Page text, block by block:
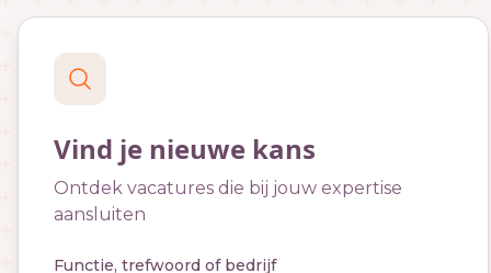
Vind je nieuwe kans
Ontdek vacatures die bij jouw expertise
aansluiten
Functie, trefwoord of bedrijf